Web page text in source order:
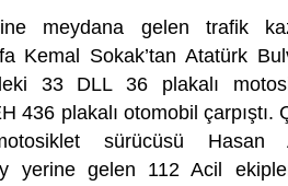
meydana gelen trafik
Kemal Sokak’tan Atatürk
33 DLL 36 plakalı
436 plakalı otomobil çarpıştı.
sürücüsü Hasan
yerine gelen 112 Acil